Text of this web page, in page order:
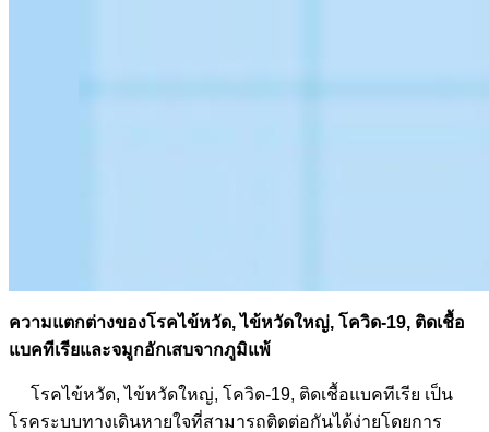
ความแตกต่างของโรคไข้หวัด, ไข้หวัดใหญ่, โควิด-19, ติดเชื้อ
แบคทีเรียและจมูกอักเสบจากภูมิแพ้
โรคไข้หวัด, ไข้หวัดใหญ่, โควิด-19, ติดเชื้อแบคทีเรีย เป็น
โรคระบบทางเดินหายใจที่สามารถติดต่อกันได้ง่ายโดยการ